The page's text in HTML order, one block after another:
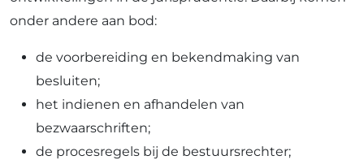
onder andere aan bod:
de voorbereiding en bekendmaking van
besluiten;
het indienen en afhandelen van
bezwaarschriften;
de procesregels bij de bestuursrechter;